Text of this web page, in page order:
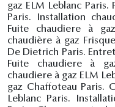
gaz ELM Leblanc Paris.
Paris. Installation
Fuite chaudiere à
chaudière à gaz
De Dietrich Paris.
Fuite chaudiere à
chaudiere à gaz ELM
gaz Chaffoteau Paris.
Leblanc Paris.